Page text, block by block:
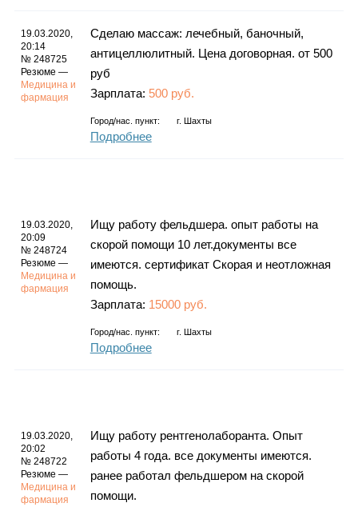
Фотогалерея
19.03.2020,
20:14
№ 248725
Резюме —
Медицина и
фармация
Сделаю массаж: лечебный, баночный,
антицеллюлитный. Цена договорная. от 500
руб
Зарплата: 500 руб.
Город/нас. пункт: г. Шахты
Подробнее
19.03.2020,
20:09
№ 248724
Резюме —
Медицина и
фармация
Ищу работу фельдшера. опыт работы на
скорой помощи 10 лет.документы все
имеются. сертификат Скорая и неотложная
помощь.
Зарплата: 15000 руб.
Город/нас. пункт: г. Шахты
Подробнее
19.03.2020,
20:02
№ 248722
Резюме —
Медицина и
фармация
Ищу работу рентгенолаборанта. Опыт
работы 4 года. все документы имеются.
ранее работал фельдшером на скорой
помощи.